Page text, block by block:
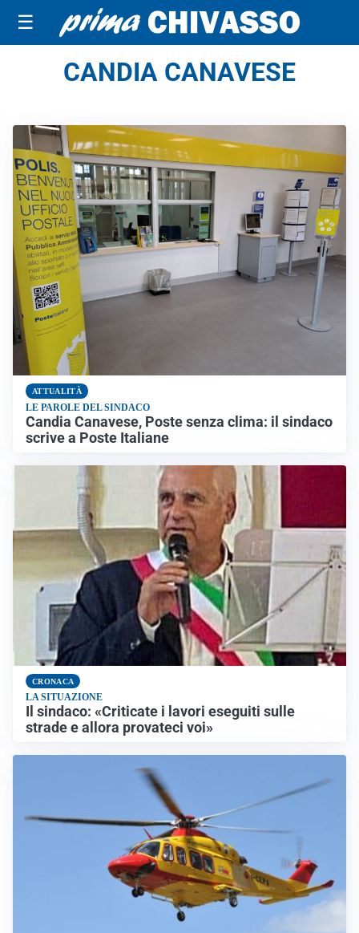
☰
CANDIA CANAVESE
ATTUALITÀ
LE PAROLE DEL SINDACO
Candia Canavese, Poste senza clima: il sindaco
scrive a Poste Italiane
CRONACA
LA SITUAZIONE
Il sindaco: «Criticate i lavori eseguiti sulle
strade e allora provateci voi»